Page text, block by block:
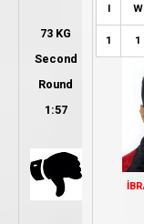
73 KG
Second
Round
1:57
I W
1 1